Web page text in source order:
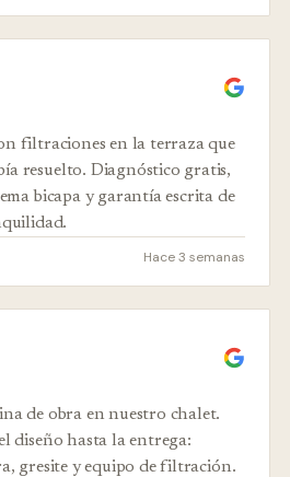
filtraciones en la terraza que
resuelto. Diagnóstico gratis,
bicapa y garantía escrita de
Hace 3 semanas
de obra en nuestro chalet.
diseño hasta la entrega:
gresite y equipo de filtración.